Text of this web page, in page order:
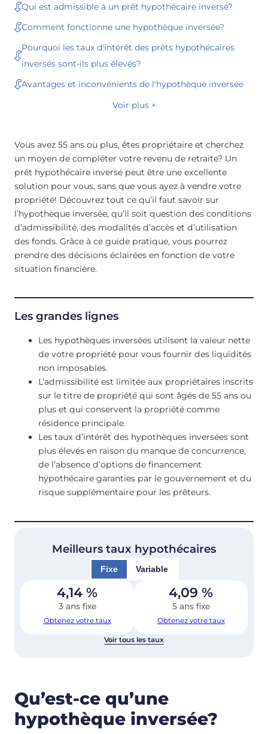
Qui est admissible à un prêt hypothécaire inversé?
Comment fonctionne une hypothèque inversée?
Pourquoi les taux d'intérêt des prêts hypothécaires
inversés sont-ils plus élevés?
Avantages et inconvénients de l'hypothèque inversée
Voir plus +
Vous avez 55 ans ou plus, êtes propriétaire et cherchez
un moyen de compléter votre revenu de retraite? Un
prêt hypothécaire inversé peut être une excellente
solution pour vous, sans que vous ayez à vendre votre
propriété! Découvrez tout ce qu’il faut savoir sur
l’hypothèque inversée, qu’il soit question des conditions
d’admissibilité, des modalités d’accès et d’utilisation
des fonds. Grâce à ce guide pratique, vous pourrez
prendre des décisions éclairées en fonction de votre
situation financière.
Les grandes lignes
Les hypothèques inversées utilisent la valeur nette
de votre propriété pour vous fournir des liquidités
non imposables.
L’admissibilité est limitée aux propriétaires inscrits
sur le titre de propriété qui sont âgés de 55 ans ou
plus et qui conservent la propriété comme
résidence principale.
Les taux d’intérêt des hypothèques inversées sont
plus élevés en raison du manque de concurrence,
de l’absence d’options de financement
hypothécaire garanties par le gouvernement et du
risque supplémentaire pour les prêteurs.
Meilleurs taux hypothécaires
Fixe Variable
4,14 %
3 ans fixe
Obtenez votre taux
4,09 %
5 ans fixe
Obtenez votre taux
Voir tous les taux
Qu’est-ce qu’une
hypothèque inversée?